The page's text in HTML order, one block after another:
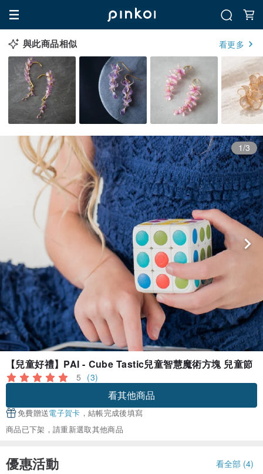
與此商品相似 看更多
1/3
【兒童好禮】PAI - Cube Tastic兒童智慧魔術方塊 兒童節
5 (3)
看其他商品
免費贈送電子賀卡 ，結帳完成後填寫
商品已下架，請重新選取其他商品
優惠活動 看全部 (4)